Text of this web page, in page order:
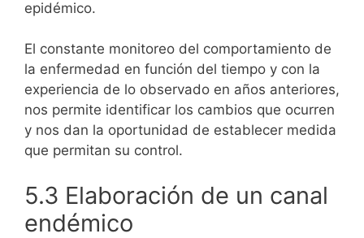
epidémico.
El constante monitoreo del comportamiento de
la enfermedad en función del tiempo y con la
experiencia de lo observado en años anteriores,
nos permite identificar los cambios que ocurren
y nos dan la oportunidad de establecer medida
que permitan su control.
5.3 Elaboración de un canal
endémico